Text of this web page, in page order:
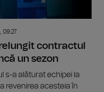
09:27
contractul
un sezon
s-a alăturat echipei la
revenirea acesteia în